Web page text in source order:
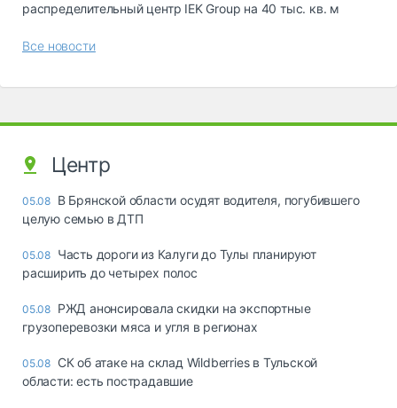
распределительный центр IEK Group на 40 тыс. кв. м
Все новости
Центр
05.08 В Брянской области осудят водителя, погубившего
целую семью в ДТП
05.08 Часть дороги из Калуги до Тулы планируют
расширить до четырех полос
05.08 РЖД анонсировала скидки на экспортные
грузоперевозки мяса и угля в регионах
05.08 СК об атаке на склад Wildberries в Тульской
области: есть пострадавшие